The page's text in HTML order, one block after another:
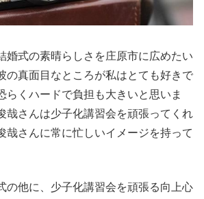
婚式の素晴らしさを庄原市に広めたい
の真面目なところが私はとても好きで
らくハードで負担も大きいと思いま
哉さんは少子化講習会を頑張ってくれ
哉さんに常に忙しいイメージを持って
の他に、少子化講習会を頑張る向上心